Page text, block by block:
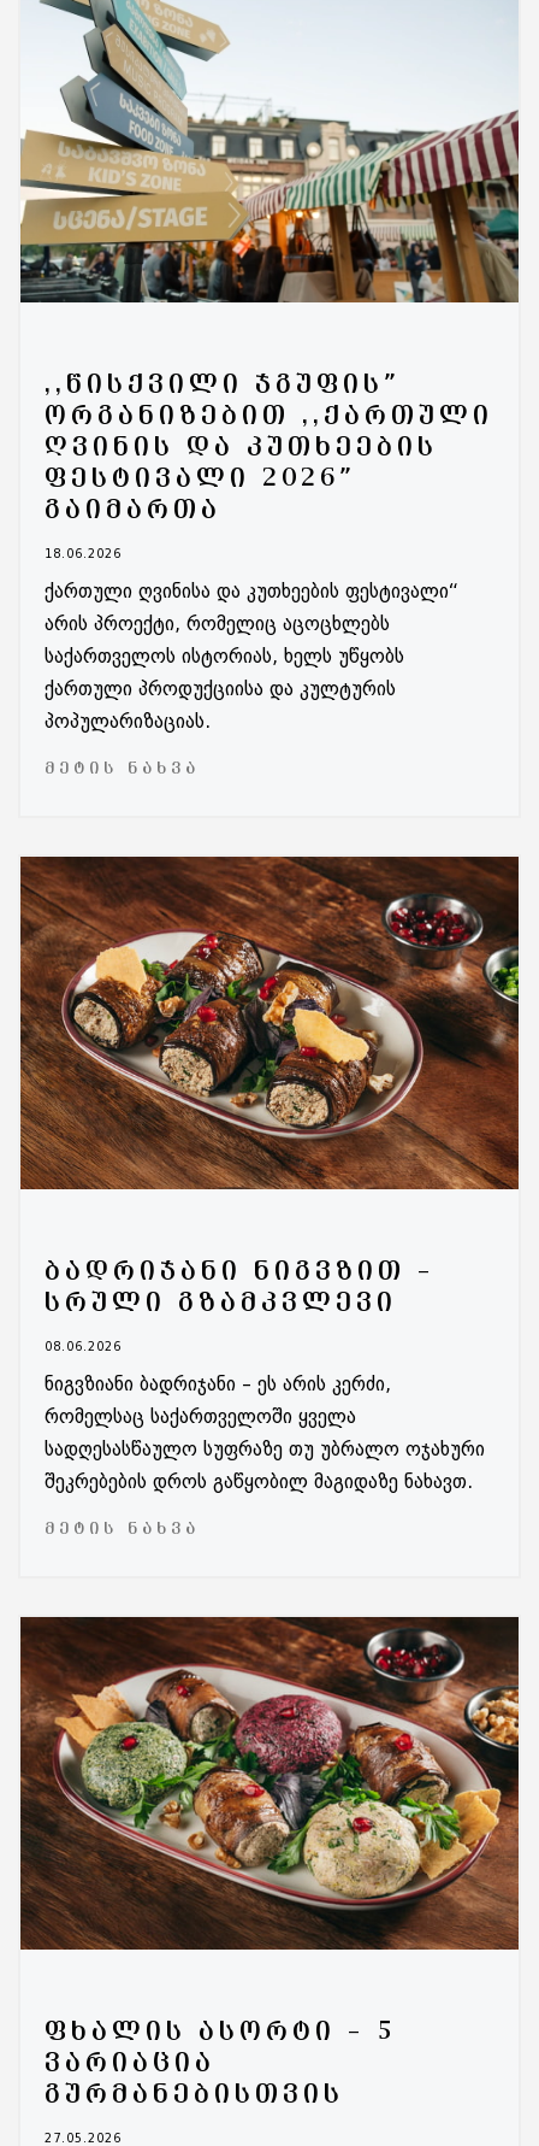
,,ᲬᲘᲡᲥᲕᲘᲚᲘ ᲯᲒᲣᲤᲘᲡ”
ᲝᲠᲒᲐᲜᲘᲖᲔᲑᲘᲗ ,,ᲥᲐᲠᲗᲣᲚᲘ
ᲦᲕᲘᲜᲘᲡ ᲓᲐ ᲙᲣᲗᲮᲔᲔᲑᲘᲡ
ᲤᲔᲡᲢᲘᲕᲐᲚᲘ 2026”
ᲒᲐᲘᲛᲐᲠᲗᲐ
18.06.2026
ქართული ღვინისა და კუთხეების ფესტივალი“
არის პროექტი, რომელიც აცოცხლებს
საქართველოს ისტორიას, ხელს უწყობს
ქართული პროდუქციისა და კულტურის
პოპულარიზაციას.
ᲛᲔᲢᲘᲡ ᲜᲐᲮᲕᲐ
ᲑᲐᲓᲠᲘᲯᲐᲜᲘ ᲜᲘᲒᲕᲖᲘᲗ –
ᲡᲠᲣᲚᲘ ᲒᲖᲐᲛᲙᲕᲚᲔᲕᲘ
08.06.2026
ნიგვზიანი ბადრიჯანი – ეს არის კერძი,
რომელსაც საქართველოში ყველა
სადღესასწაულო სუფრაზე თუ უბრალო ოჯახური
შეკრებების დროს გაწყობილ მაგიდაზე ნახავთ.
ᲛᲔᲢᲘᲡ ᲜᲐᲮᲕᲐ
ᲤᲮᲐᲚᲘᲡ ᲐᲡᲝᲠᲢᲘ – 5
ᲕᲐᲠᲘᲐᲪᲘᲐ
ᲒᲣᲠᲛᲐᲜᲔᲑᲘᲡᲗᲕᲘᲡ
27.05.2026